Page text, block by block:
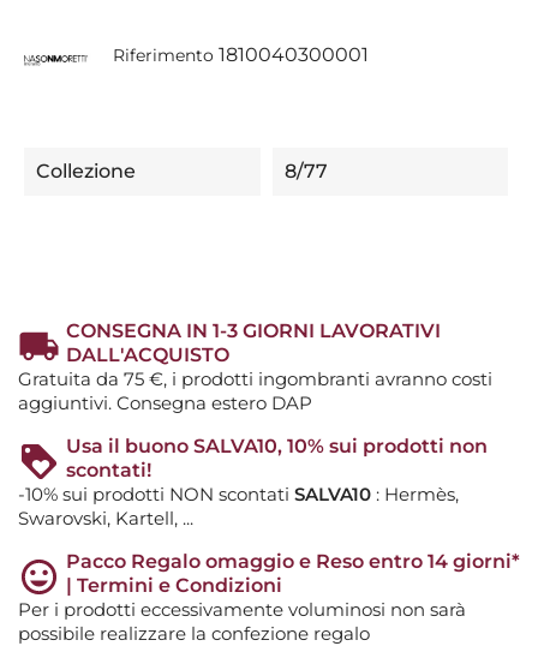
Riferimento 1810040300001
Collezione 8/77
CONSEGNA IN 1-3 GIORNI LAVORATIVI
DALL'ACQUISTO
Gratuita da 75 €, i prodotti ingombranti avranno costi
aggiuntivi. Consegna estero DAP
Usa il buono SALVA10, 10% sui prodotti non
scontati!
-10% sui prodotti NON scontati SALVA10 : Hermès,
Swarovski, Kartell, ...
Pacco Regalo omaggio e Reso entro 14 giorni*
| Termini e Condizioni
Per i prodotti eccessivamente voluminosi non sarà
possibile realizzare la confezione regalo